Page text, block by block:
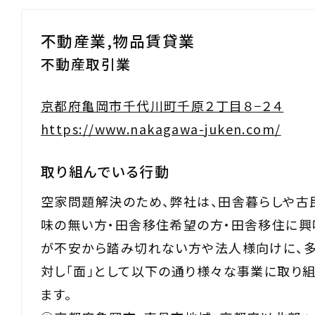
不動産業,物品賃貸業
不動産取引業
京都府亀岡市千代川町千原２丁目８−２４
https://www.nakagawa-juken.com/
取り組んでいる行動
空家問題解決のため、弊社は、田舎暮らしや
味の無い方・田舎移住希望の方・田舎移住に
が不安から踏み切れない方や法人様向けに、
対し「面」として以下の通り様々な事業に取り
ます。